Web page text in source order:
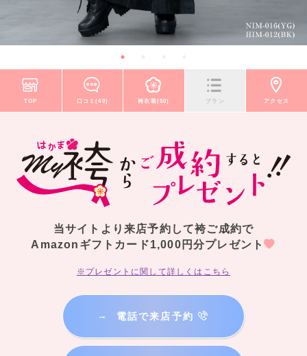
TOP 口コミ(40) 袴衣装(50) プラン アクセス
当サイトより来店予約して袴ご成約で
Amazonギフトカード1,000円分プレゼント
※プレゼントに関して詳しくはこちら
→ 電話で来店予約